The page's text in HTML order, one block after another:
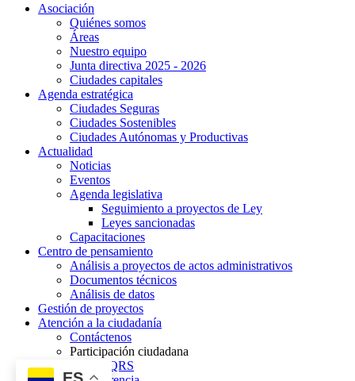
Asociación
Quiénes somos
Áreas
Nuestro equipo
Junta directiva 2025 - 2026
Ciudades capitales
Agenda estratégica
Ciudades Seguras
Ciudades Sostenibles
Ciudades Autónomas y Productivas
Actualidad
Noticias
Eventos
Agenda legislativa
Seguimiento a proyectos de Ley
Leyes sancionadas
Capacitaciones
Centro de pensamiento
Análisis a proyectos de actos administrativos
Documentos técnicos
Análisis de datos
Gestión de proyectos
Atención a la ciudadanía
Contáctenos
Participación ciudadana
PQRS